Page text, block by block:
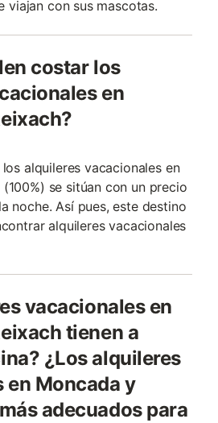
viajan con sus mascotas.
costar los
en
alquileres vacacionales en
se sitúan con un precio
noche. Así pues, este destino
alquileres vacacionales
vacacionales en
tienen a
¿Los alquileres
en Moncada y
adecuados para